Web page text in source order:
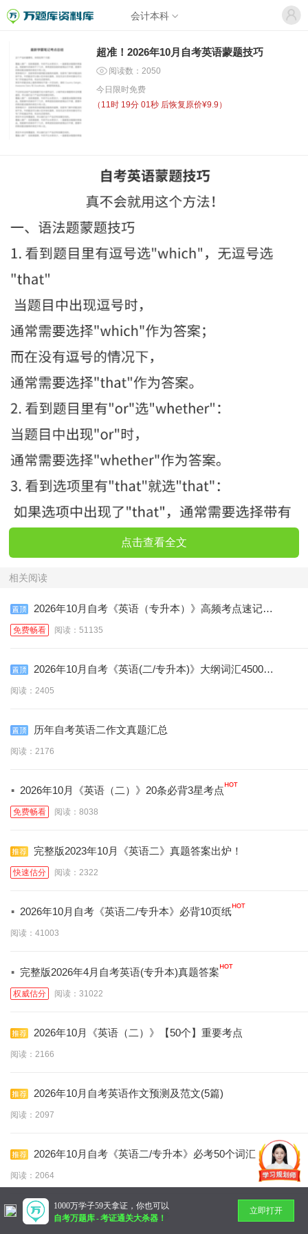
会计本科
超准！2026年10月自考英语蒙题技巧
阅读数：2050
今日限时免费
（ 11时 19分 01秒 后恢复原价¥9.9）
点击查看全文
相关阅读
2026年10月自考《英语（专升本）》高频考点速记口
诀
免费畅看 阅读：51135
2026年10月自考《英语(二/专升本)》大纲词汇4500个
(含音标)
阅读：2405
历年自考英语二作文真题汇总
阅读：2176
· 2026年10月《英语（二）》20条必背3星考点
免费畅看 阅读：8038
完整版2023年10月《英语二》真题答案出炉！
快速估分 阅读：2322
· 2026年10月自考《英语二/专升本》必背10页纸
阅读：41003
· 完整版2026年4月自考英语(专升本)真题答案
权威估分 阅读：31022
2026年10月《英语（二）》【50个】重要考点
阅读：2166
2026年10月自考英语作文预测及范文(5篇)
阅读：2097
2026年10月自考《英语二/专升本》必考50个词汇
阅读：2064
暂无更多
1000万学子59天拿证，你也可以
自考万题库-考证通关大杀器！
立即打开